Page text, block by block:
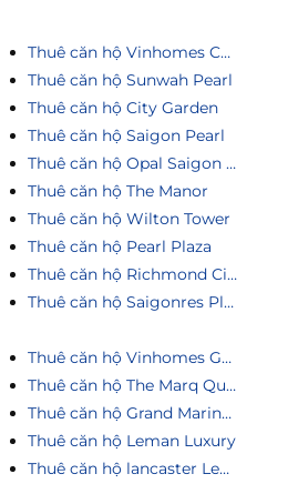
Thuê căn hộ Vinhomes Central Park
Thuê căn hộ Sunwah Pearl
Thuê căn hộ City Garden
Thuê căn hộ Saigon Pearl
Thuê căn hộ Opal Saigon Pearl
Thuê căn hộ The Manor
Thuê căn hộ Wilton Tower
Thuê căn hộ Pearl Plaza
Thuê căn hộ Richmond City
Thuê căn hộ Saigonres Plaza
Thuê căn hộ Vinhomes Golden River
Thuê căn hộ The Marq Quận 1
Thuê căn hộ Grand Marina Saigon
Thuê căn hộ Leman Luxury
Thuê căn hộ lancaster Legacy